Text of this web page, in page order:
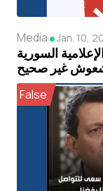
Media Jan. 10,
السورية
غير صحيح
False